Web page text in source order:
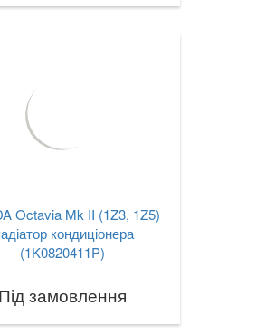
Octavia Mk II (1Z3, 1Z5)
кондиціонера
(1K0820411P)
Під замовлення